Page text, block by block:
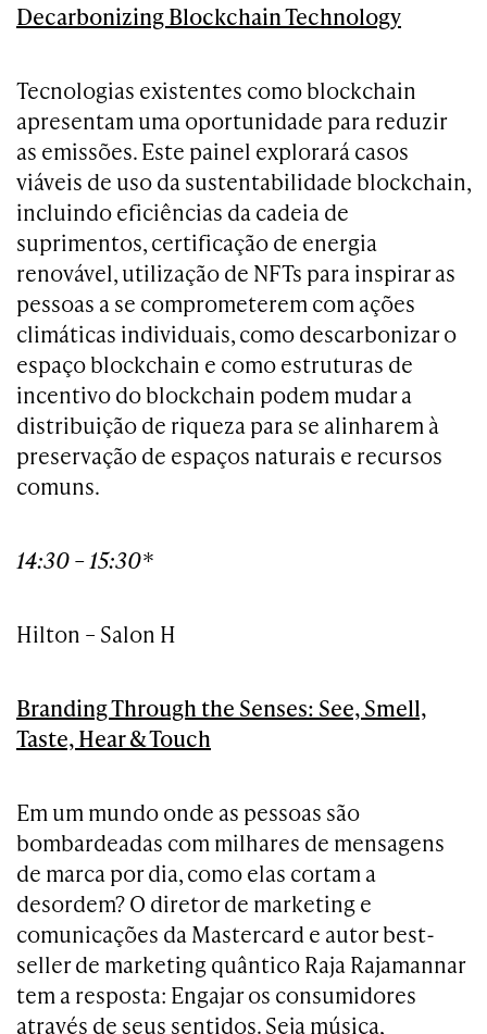
Decarbonizing Blockchain Technology
Tecnologias existentes como blockchain
apresentam uma oportunidade para reduzir
as emissões. Este painel explorará casos
viáveis de uso da sustentabilidade blockchain,
incluindo eficiências da cadeia de
suprimentos, certificação de energia
renovável, utilização de NFTs para inspirar as
pessoas a se comprometerem com ações
climáticas individuais, como descarbonizar o
espaço blockchain e como estruturas de
incentivo do blockchain podem mudar a
distribuição de riqueza para se alinharem à
preservação de espaços naturais e recursos
comuns.
14:30 – 15:30*
Hilton – Salon H
Branding Through the Senses: See, Smell,
Taste, Hear & Touch
Em um mundo onde as pessoas são
bombardeadas com milhares de mensagens
de marca por dia, como elas cortam a
desordem? O diretor de marketing e
comunicações da Mastercard e autor best-
seller de marketing quântico Raja Rajamannar
tem a resposta: Engajar os consumidores
através de seus sentidos. Seja música,